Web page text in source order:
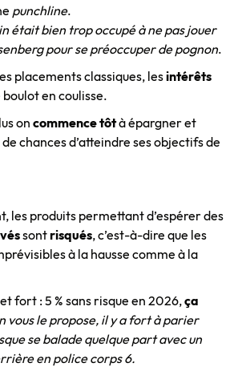
punchline.
était bien trop occupé à ne pas jouer
pour se préoccuper de pognon.
placements classiques, lesintérêts
en coulisse.
on commence tôtà épargner et
chances d’atteindre ses objectifs de
les produits permettant d’espérer des
sontrisqués, c’est-à-dire que les
à la hausse comme à la
fort : 5 % sans risque en 2026,ça
vous le propose, il y a fort à parier
se balade quelque part avec un
en police corps 6.